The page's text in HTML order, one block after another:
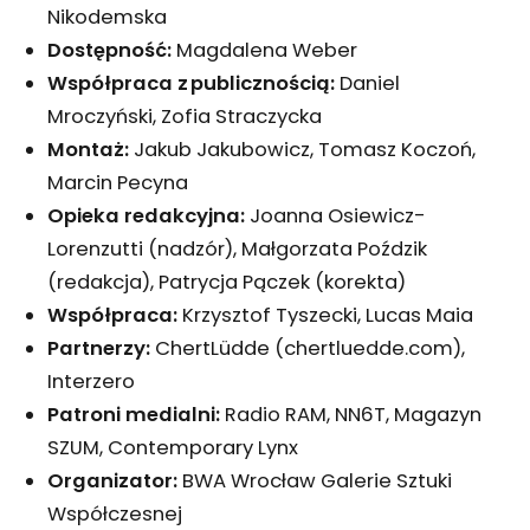
Nikodemska
Dostępność: Magdalena Weber
Współpraca z publicznością: Daniel
Mroczyński, Zofia Straczycka
Montaż: Jakub Jakubowicz, Tomasz Koczoń,
Marcin Pecyna
Opieka redakcyjna: Joanna Osiewicz-
Lorenzutti (nadzór), Małgorzata Poździk
(redakcja), Patrycja Pączek (korekta)
Współpraca: Krzysztof Tyszecki, Lucas Maia
Partnerzy: ChertLüdde (chertluedde.com),
Interzero
Patroni medialni: Radio RAM, NN6T, Magazyn
SZUM, Contemporary Lynx
Organizator: BWA Wrocław Galerie Sztuki
Współczesnej